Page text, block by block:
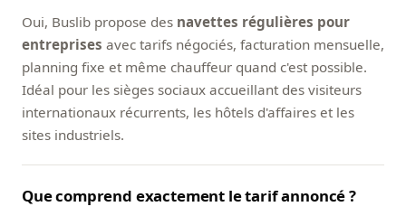
Oui, Buslib propose des navettes régulières pour
entreprises avec tarifs négociés, facturation mensuelle,
planning fixe et même chauffeur quand c'est possible.
Idéal pour les sièges sociaux accueillant des visiteurs
internationaux récurrents, les hôtels d'affaires et les
sites industriels.
Que comprend exactement le tarif annoncé ?